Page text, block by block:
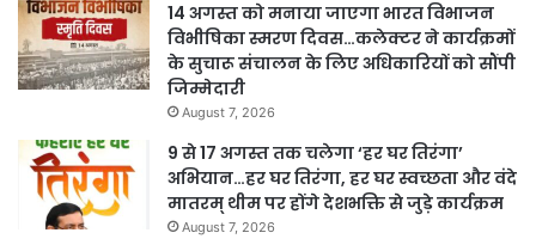
14 अगस्त को मनाया जाएगा भारत विभाजन
विभीषिका स्मरण दिवस…कलेक्टर ने कार्यक्रमों
के सुचारू संचालन के लिए अधिकारियों को सौंपी
जिम्मेदारी
August 7, 2026
9 से 17 अगस्त तक चलेगा ‘हर घर तिरंगा’
अभियान…हर घर तिरंगा, हर घर स्वच्छता और वंदे
मातरम् थीम पर होंगे देशभक्ति से जुड़े कार्यक्रम
August 7, 2026